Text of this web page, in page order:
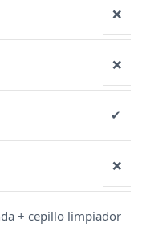
❌
❌
✔
❌
+ cepillo limpiador